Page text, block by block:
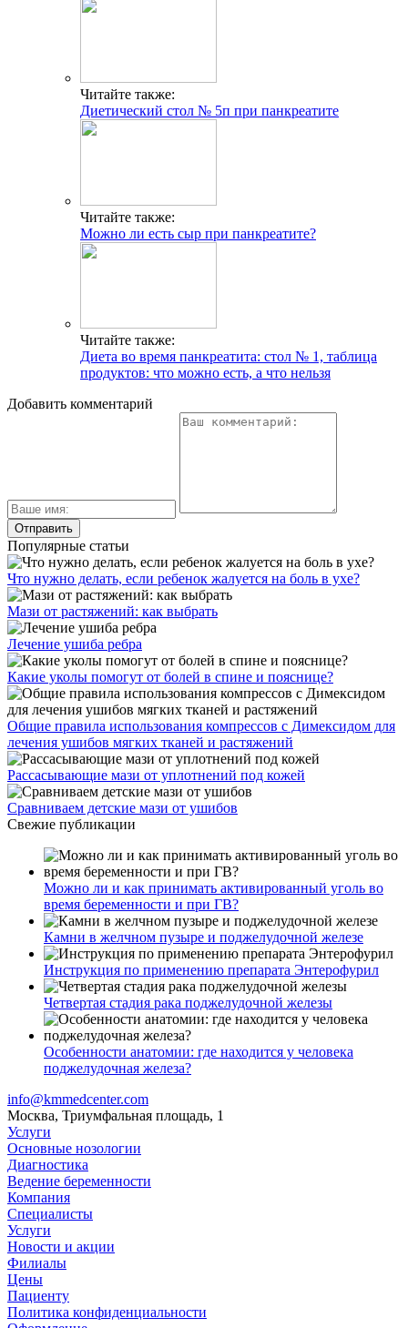
Читайте также:
Диетический стол № 5п при панкреатите
Читайте также:
Можно ли есть сыр при панкреатите?
Читайте также:
Диета во время панкреатита: стол № 1, таблица
продуктов: что можно есть, а что нельзя
Добавить комментарий
Популярные статьи
Что нужно делать, если ребенок жалуется на боль в ухе?
Мази от растяжений: как выбрать
Лечение ушиба ребра
Какие уколы помогут от болей в спине и пояснице?
Общие правила использования компрессов с Димексидом для
лечения ушибов мягких тканей и растяжений
Рассасывающие мази от уплотнений под кожей
Сравниваем детские мази от ушибов
Свежие публикации
Можно ли и как принимать активированный уголь во
время беременности и при ГВ?
Камни в желчном пузыре и поджелудочной железе
Инструкция по применению препарата Энтерофурил
Четвертая стадия рака поджелудочной железы
Особенности анатомии: где находится у человека
поджелудочная железа?
info@kmmedcenter.com
Москва, Триумфальная площадь, 1
Услуги
Основные нозологии
Диагностика
Ведение беременности
Компания
Специалисты
Услуги
Новости и акции
Филиалы
Цены
Пациенту
Политика конфиденциальности